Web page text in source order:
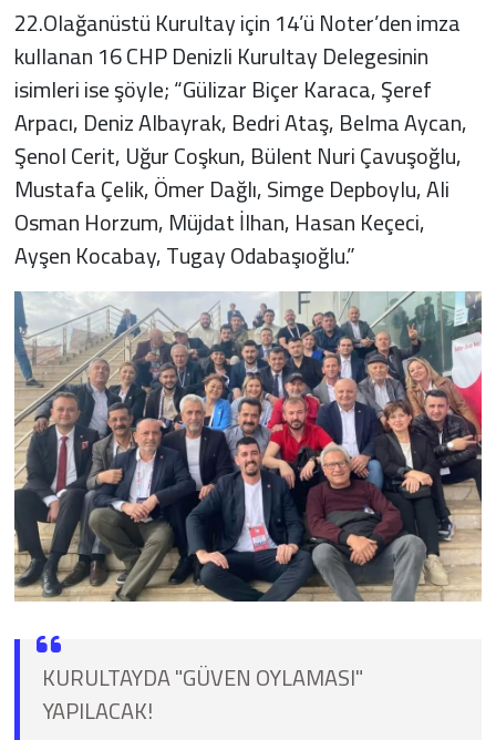
22.Olağanüstü Kurultay için 14’ü Noter’den imza
kullanan 16 CHP Denizli Kurultay Delegesinin
isimleri ise şöyle; “Gülizar Biçer Karaca, Şeref
Arpacı, Deniz Albayrak, Bedri Ataş, Belma Aycan,
Şenol Cerit, Uğur Coşkun, Bülent Nuri Çavuşoğlu,
Mustafa Çelik, Ömer Dağlı, Simge Depboylu, Ali
Osman Horzum, Müjdat İlhan, Hasan Keçeci,
Ayşen Kocabay, Tugay Odabaşıoğlu.”
KURULTAYDA "GÜVEN OYLAMASI"
YAPILACAK!